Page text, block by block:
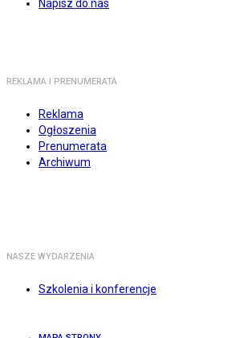
Napisz do nas
REKLAMA I PRENUMERATA
Reklama
Ogłoszenia
Prenumerata
Archiwum
NASZE WYDARZENIA
Szkolenia i konferencje